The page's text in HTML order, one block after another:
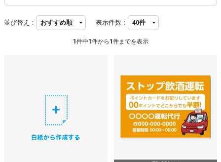
並び替え： 表示件数：
1 件中1 件から 1 件までを表示